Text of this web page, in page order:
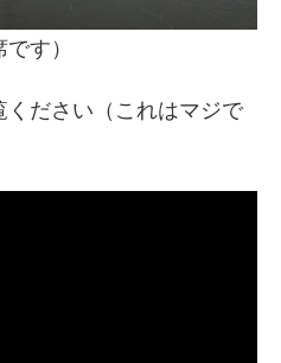
す）
ださい（これはマジで